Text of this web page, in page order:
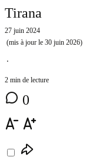
Tirana
27 juin 2024
(mis à jour le 30 juin 2026)
⋅
2 min de lecture
0